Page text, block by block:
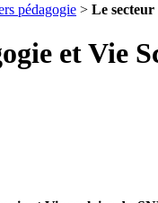
pédagogie > Le
et Vie